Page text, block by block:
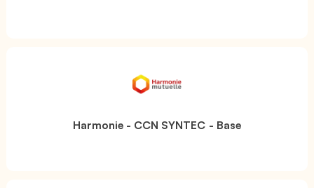
Harmonie - CCN SYNTEC - Base